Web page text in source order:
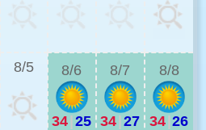
8/5 8/6
34|25
8/7
34|27
8/8
34|26